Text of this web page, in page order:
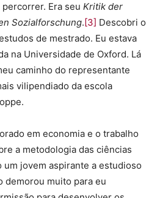
Era seu Kritik der
Sozialforschung.[3] Descobri o
de mestrado. Eu estava
na Universidade de Oxford. Lá
caminho do representante
vilipendiado da escola
em economia e o trabalho
a metodologia das ciências
um jovem aspirante a estudioso
demorou muito para eu